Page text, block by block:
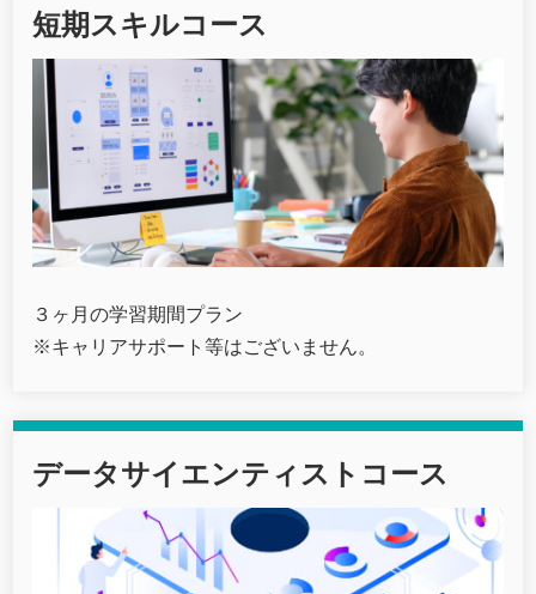
短期スキルコース
３ヶ月の学習期間プラン
※キャリアサポート等はございません。
データサイエンティストコース